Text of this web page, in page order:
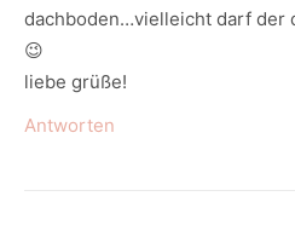
dachboden…vielleicht darf der
😉
liebe grüße!
Antworten